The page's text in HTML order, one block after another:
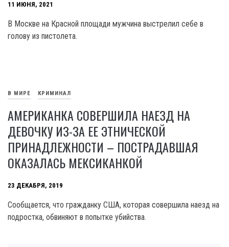
11 ИЮНЯ, 2021
В Москве на Красной площади мужчина выстрелил себе в
голову из пистолета.
В МИРЕ КРИМИНАЛ
АМЕРИКАНКА СОВЕРШИЛА НАЕЗД НА
ДЕВОЧКУ ИЗ-ЗА ЕЕ ЭТНИЧЕСКОЙ
ПРИНАДЛЕЖНОСТИ – ПОСТРАДАВШАЯ
ОКАЗАЛАСЬ МЕКСИКАНКОЙ
23 ДЕКАБРЯ, 2019
Сообщается, что гражданку США, которая совершила наезд на
подростка, обвиняют в попытке убийства.